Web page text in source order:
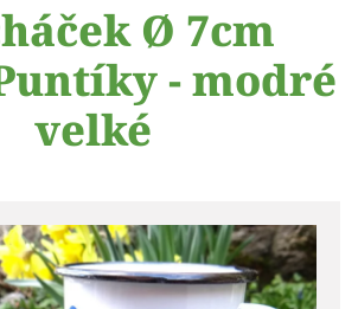
Ø 7cm
- modré
velké